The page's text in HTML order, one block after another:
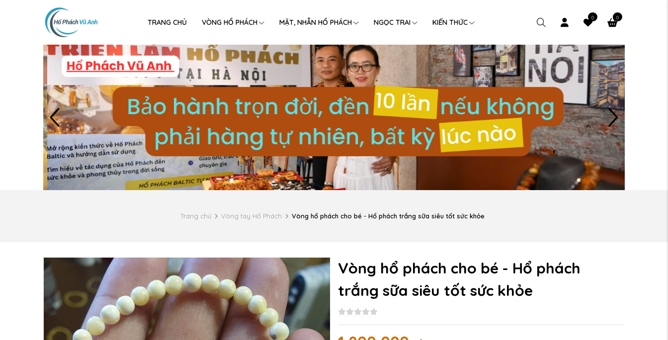
TRANG CHỦ VÒNG HỔ PHÁCH MẶT, NHẪN HỔ PHÁCH NGỌC TRAI KIẾN THỨC
0
0
Trang chủ Vòng tay Hổ Phách Vòng hổ phách cho bé - Hổ phách trắng sữa siêu tốt sức khỏe
Vòng hổ phách cho bé - Hổ phách
trắng sữa siêu tốt sức khỏe